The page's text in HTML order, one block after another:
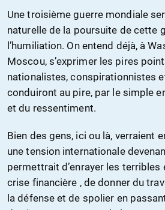
Une troisième guerre mondiale
naturelle de la poursuite de cette
l’humiliation. On entend déjà, à
Moscou, s’exprimer les pires
nationalistes, conspirationnistes
conduiront au pire, par le simple
et du ressentiment.
Bien des gens, ici ou là, verraient
une tension internationale
permettrait d’enrayer les terribles
crise financière , de donner du
la défense et de spolier en